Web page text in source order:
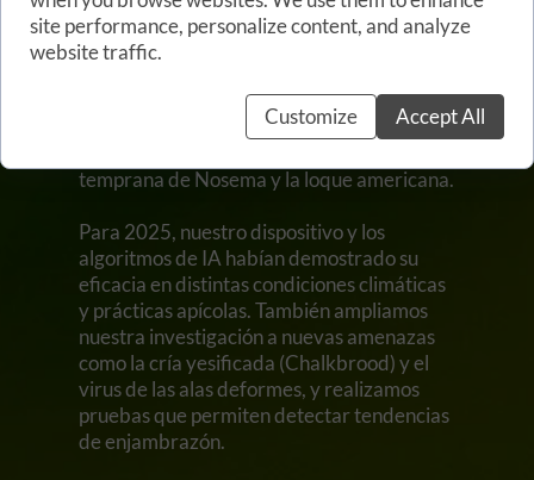
sector, iniciando estudios centrados en la
detección del parásito Varroa.
En 2024 realizamos las primeras pruebas
de campo en apiarios académicos y
temprana de Nosema y la loque americana.
Para 2025, nuestro dispositivo y los
algoritmos de IA habían demostrado su
eficacia en distintas condiciones climáticas
y prácticas apícolas. También ampliamos
nuestra investigación a nuevas amenazas
como la cría yesificada (Chalkbrood) y el
virus de las alas deformes, y realizamos
pruebas que permiten detectar tendencias
de enjambrazón.
site performance, personalize content, and analyze
website traffic.
Customize Accept All